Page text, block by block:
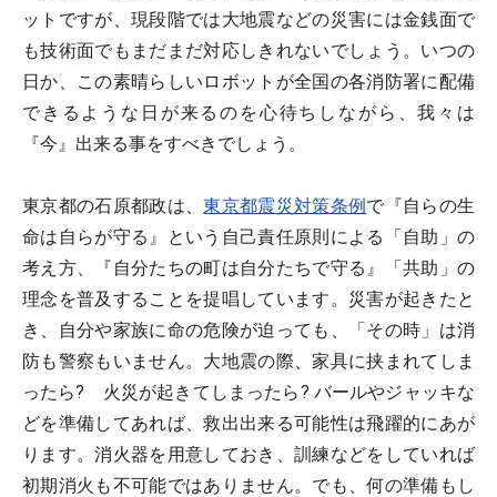
ットですが、現段階では大地震などの災害には金銭面で
も技術面でもまだまだ対応しきれないでしょう。いつの
日か、この素晴らしいロボットが全国の各消防署に配備
できるような日が来るのを心待ちしながら、我々は
『今』出来る事をすべきでしょう。
東京都の石原都政は、東京都震災対策条例で『自らの生
命は自らが守る』という自己責任原則による「自助」の
考え方、『自分たちの町は自分たちで守る』「共助」の
理念を普及することを提唱しています。災害が起きたと
き、自分や家族に命の危険が迫っても、「その時」は消
防も警察もいません。大地震の際、家具に挟まれてしま
ったら? 火災が起きてしまったら? バールやジャッキな
どを準備してあれば、救出出来る可能性は飛躍的にあが
ります。消火器を用意しておき、訓練などをしていれば
初期消火も不可能ではありません。でも、何の準備もし